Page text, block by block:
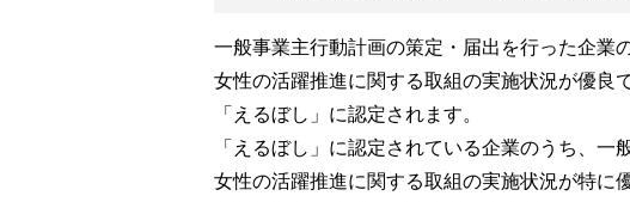
一般事業主行動計画の策定・届出を行った企業
女性の活躍推進に関する取組の実施状況が優良
「えるぼし」に認定されます。
「えるぼし」に認定されている企業のうち、一
女性の活躍推進に関する取組の実施状況が特に